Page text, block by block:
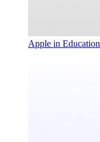
Apple in Education